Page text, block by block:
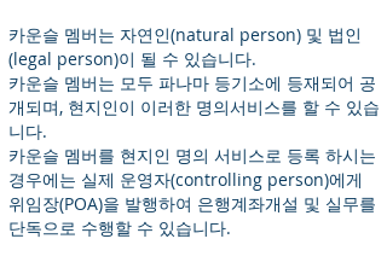
카운슬 멤버는 자연인(natural person) 및 법인
(legal person)이 될 수 있습니다.
카운슬 멤버는 모두 파나마 등기소에 등재되어 공
개되며, 현지인이 이러한 명의서비스를 할 수 있습
니다.
카운슬 멤버를 현지인 명의 서비스로 등록 하시는
경우에는 실제 운영자(controlling person)에게
위임장(POA)을 발행하여 은행계좌개설 및 실무를
단독으로 수행할 수 있습니다.